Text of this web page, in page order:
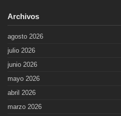
Archivos
agosto 2026
julio 2026
junio 2026
mayo 2026
abril 2026
marzo 2026